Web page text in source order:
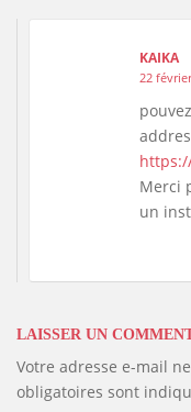
KAIKA
22
Merci
un
LAISSER UN
Votre adresse e-mail
obligatoires sont